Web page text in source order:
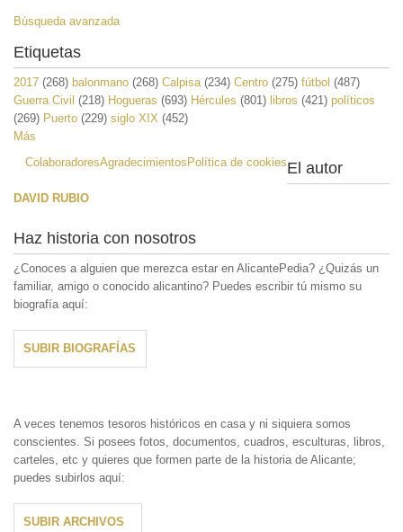
Búsqueda avanzada
Etiquetas
2017 (268) balonmano (268) Calpisa(234) Centro (275) fútbol (487)
Guerra Civil (218) Hogueras (693) Hércules (801) libros (421) políticos
(269) Puerto (229) siglo XIX (452)
Más
ColaboradoresAgradecimientosPolítica de cookiesEl autor
DAVID RUBIO
Haz historia con nosotros
¿Conoces a alguien que merezca estar en AlicantePedia? ¿Quizás un
familiar, amigo o conocido alicantino? Puedes escribir tú mismo su
biografía aquí:
SUBIR BIOGRAFÍAS
A veces tenemos tesoros históricos en casa y ni siquiera somos
conscientes. Si posees fotos, documentos, cuadros, esculturas, libros,
carteles, etc y quieres que formen parte de la historia de Alicante;
puedes subirlos aquí:
SUBIR ARCHIVOS